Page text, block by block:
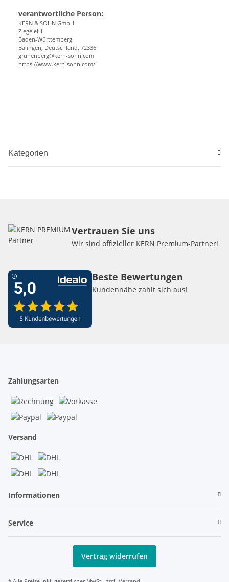
verantwortliche Person:
KERN & SOHN GmbH
Ziegelei 1
Baden-Württemberg
Balingen, Deutschland, 72336
grunenberg@kern-sohn.com
https://www.kern-sohn.com/
Kategorien
Vertrauen Sie uns
Wir sind offizieller KERN Premium-Partner!
Beste Bewertungen
Kundennähe zahlt sich aus!
Zahlungsarten
Versand
Informationen
Service
Vertrag widerrufen